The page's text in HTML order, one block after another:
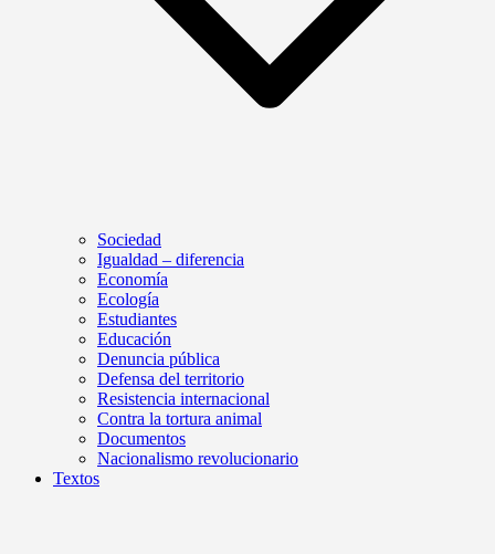
Sociedad
Igualdad – diferencia
Economía
Ecología
Estudiantes
Educación
Denuncia pública
Defensa del territorio
Resistencia internacional
Contra la tortura animal
Documentos
Nacionalismo revolucionario
Textos